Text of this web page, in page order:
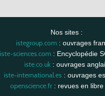
Nos sites :
istegroup.com: ouvrages
iste-sciences.com: Encyclopédie
iste.co.uk : ouvrages
iste-international.es: ouvrages
openscience.fr: revues en libre